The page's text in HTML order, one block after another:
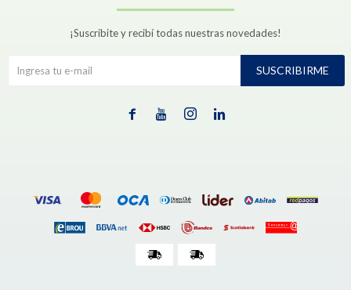
¡Suscribite y recibí todas nuestras novedades!
SUSCRIBIRME
   